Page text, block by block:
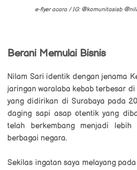
e-flyer acara / IG: @komunitasisb
Berani Memulai Bisnis
Nilam Sari identik dengan jenama
jaringan waralaba kebab terbesar
yang didirikan di Surabaya pada
daging sapi asap otentik yang
telah berkembang menjadi
berbagai negara.
Sekilas ingatan saya melayang